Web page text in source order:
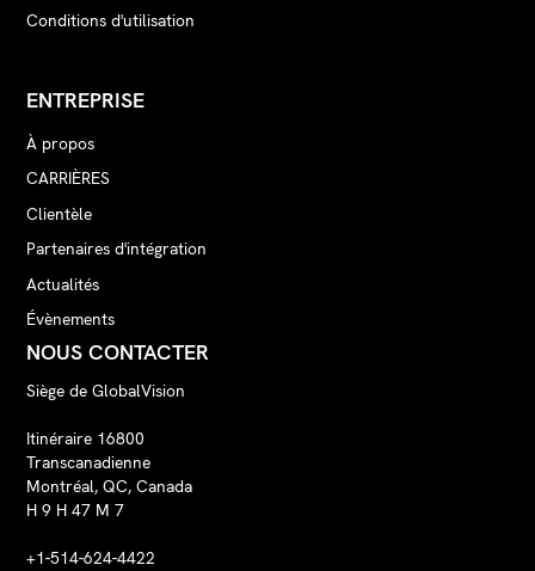
Conditions d'utilisation
ENTREPRISE
À propos
CARRIÈRES
Clientèle
Partenaires d'intégration
Actualités
Évènements
NOUS CONTACTER
Siège de GlobalVision
Itinéraire 16800
Transcanadienne
Montréal, QC, Canada
H 9 H 47 M 7
+1-514-624-4422